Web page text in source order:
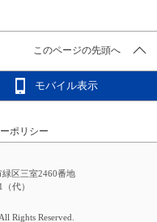
このページの先頭へ
モバイル表示
ポリシー
区三室2460番地
代）
Rights Reserved.